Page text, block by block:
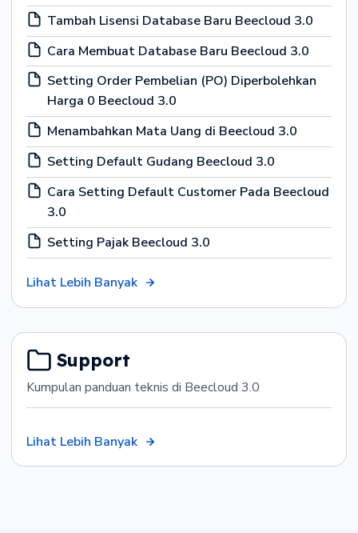
Tambah Lisensi Database Baru Beecloud 3.0
Cara Membuat Database Baru Beecloud 3.0
Setting Order Pembelian (PO) Diperbolehkan
Harga 0 Beecloud 3.0
Menambahkan Mata Uang di Beecloud 3.0
Setting Default Gudang Beecloud 3.0
Cara Setting Default Customer Pada Beecloud
3.0
Setting Pajak Beecloud 3.0
Lihat Lebih Banyak
Support
Kumpulan panduan teknis di Beecloud 3.0
Lihat Lebih Banyak